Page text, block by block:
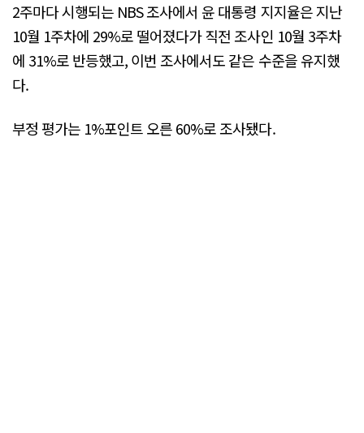
2주마다 시행되는 NBS 조사에서 윤 대통령 지지율은 지난
10월 1주차에 29%로 떨어졌다가 직전 조사인 10월 3주차
에 31%로 반등했고, 이번 조사에서도 같은 수준을 유지했
다.
부정 평가는 1%포인트 오른 60%로 조사됐다.